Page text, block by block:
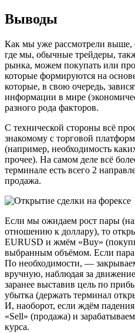
Выводы
Как мы уже рассмотрели
где мы, обычные трейдеры,
рынка, можем покупать или
которые формируются на
которые, в свою очередь,
информации в мире
разного рода факторов.
С технической стороны всё
знакомому с торговой
(например, необходимость
прочее). На самом деле всё
терминале есть всего 2
продажа.
Если мы ожидаем рост пары
отношению к доллару), то
EURUSD и жмём «Buy»
выбранным объёмом. Если пара
По необходимости, —
вручную, наблюдая за
заранее выставив цель по
убытка (держать терминал
И, наоборот, если ждём
«Sell» (продажа) и
курса.